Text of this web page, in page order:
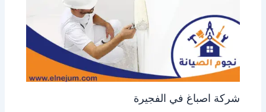
شركة اصباغ في الفجيرة